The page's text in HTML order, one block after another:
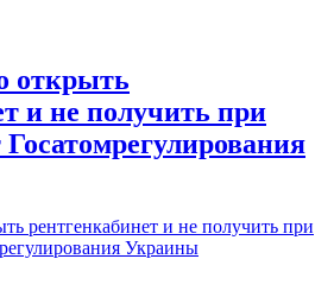
открыть
и не получить при